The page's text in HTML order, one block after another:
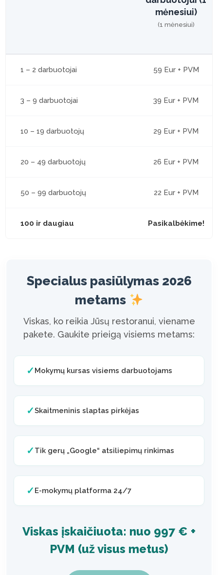
mėnesiui)
(1 mėnesiui)
1 – 2 darbuotojai 59 Eur + PVM
3 – 9 darbuotojai 39 Eur + PVM
10 – 19 darbuotojų 29 Eur + PVM
20 – 49 darbuotojų 26 Eur + PVM
50 – 99 darbuotojų 22 Eur + PVM
100 ir daugiau Pasikalbėkime!
Specialus pasiūlymas 2026
metams
Viskas, ko reikia Jūsų restoranui, viename
pakete. Gaukite prieigą visiems metams:
✓ Mokymų kursas visiems darbuotojams
✓Skaitmeninis slaptas pirkėjas
✓ Tik gerų „Google“ atsiliepimų rinkimas
✓ E-mokymų platforma 24/7
Viskas įskaičiuota: nuo 997 € +
PVM (už visus metus)